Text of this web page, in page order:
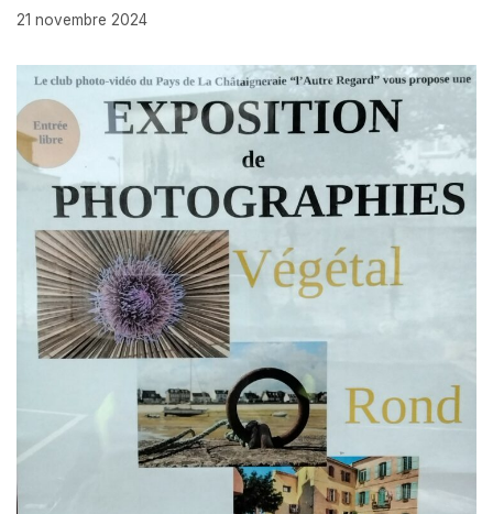
21 novembre 2024